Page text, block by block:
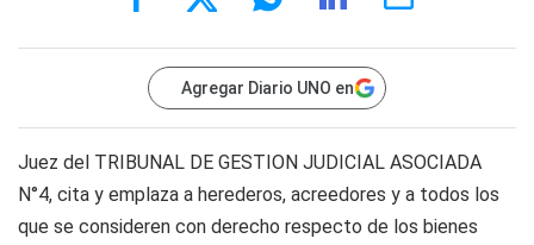
Agregar Diario UNO en
Juez del TRIBUNAL DE GESTION JUDICIAL ASOCIADA
N°4, cita y emplaza a herederos, acreedores y a todos los
que se consideren con derecho respecto de los bienes